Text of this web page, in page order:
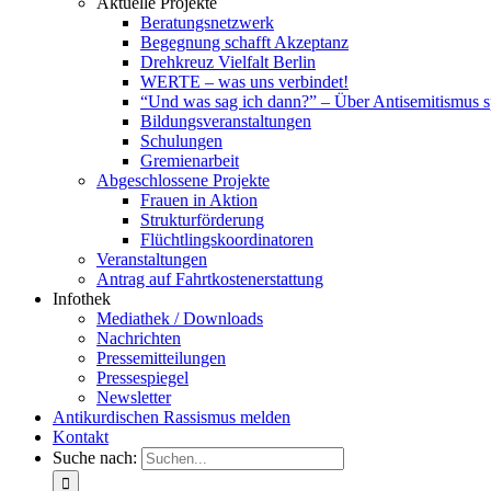
Beratungsnetzwerk
Begegnung schafft Akzeptanz
Drehkreuz Vielfalt Berlin
WERTE – was uns verbindet!
“Und was sag ich dann?” – Über Antisemitismus
Bildungsveranstaltungen
Schulungen
Gremienarbeit
Abgeschlossene Projekte
Frauen in Aktion
Strukturförderung
Flüchtlingskoordinatoren
Veranstaltungen
Antrag auf Fahrtkostenerstattung
Infothek
Mediathek / Downloads
Nachrichten
Pressemitteilungen
Pressespiegel
Newsletter
Antikurdischen Rassismus melden
Kontakt
Suche nach: